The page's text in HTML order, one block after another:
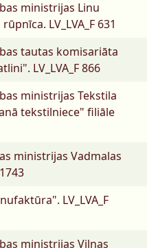
ministrijas Linu
rūpnīca. LV_LVA_F 631
tautas komisariāta
LV_LVA_F 866
ministrijas Tekstila
tekstilniece" filiāle
ministrijas Vadmalas
LV_LVA_F
ministrijas Vilnas